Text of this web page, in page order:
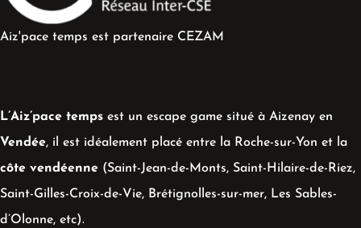
Aiz'pace temps est partenaire CEZAM
L’Aiz’pace temps est un escape game situé à Aizenay en
Vendée, il est idéalement placé entre la Roche-sur-Yon et la
côte vendéenne (Saint-Jean-de-Monts, Saint-Hilaire-de-Riez,
Saint-Gilles-Croix-de-Vie, Brétignolles-sur-mer, Les Sables-
d’Olonne, etc).